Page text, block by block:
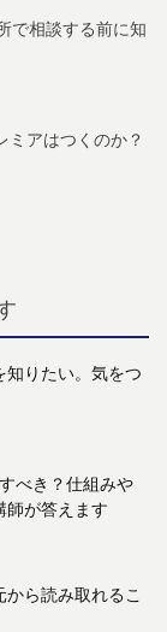
で相談する前に知
ミアはつくのか？
知りたい。気をつ
べき？仕組みや
師が答えます
ら読み取れるこ